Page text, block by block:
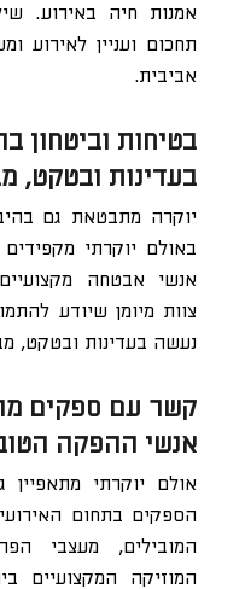
אמנות חיה באירוע.
תחכום ועניין לאירוע
אביבית.
בטיחות וביטחון
בעדינות ובטקט,
יוקרה מתבטאת גם
באולם יוקרתי
אנשי אבטחה
צוות מיומן שיודע
נעשה בעדינות ובטקט,
קשר עם ספקים
אנשי ההפקה
אולם יוקרתי
הספקים בתחום
המובילים, מעצבי
המוזיקה המקצועיים